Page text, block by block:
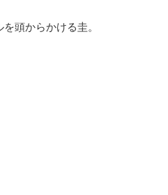
頭からかける圭。